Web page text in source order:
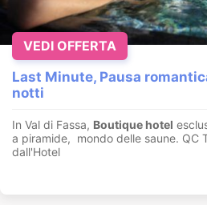
Last Minute, Pausa
notti
In Val di Fassa, Boutique hotel
a piramide, mondo delle saune. QC
dall'Hotel
VEDI OFFERTA